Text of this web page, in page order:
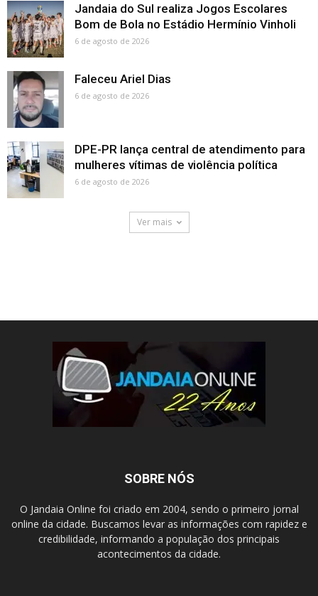
Jandaia do Sul realiza Jogos Escolares
Bom de Bola no Estádio Hermínio Vinholi
6 de agosto de 2026
Faleceu Ariel Dias
6 de agosto de 2026
DPE-PR lança central de atendimento para
mulheres vítimas de violência política
6 de agosto de 2026
Ver mais
SOBRE NÓS
O Jandaia Online foi criado em 2004, sendo o primeiro jornal
online da cidade. Buscamos levar as informações com rapidez e
credibilidade, informando a população dos principais
acontecimentos da cidade.